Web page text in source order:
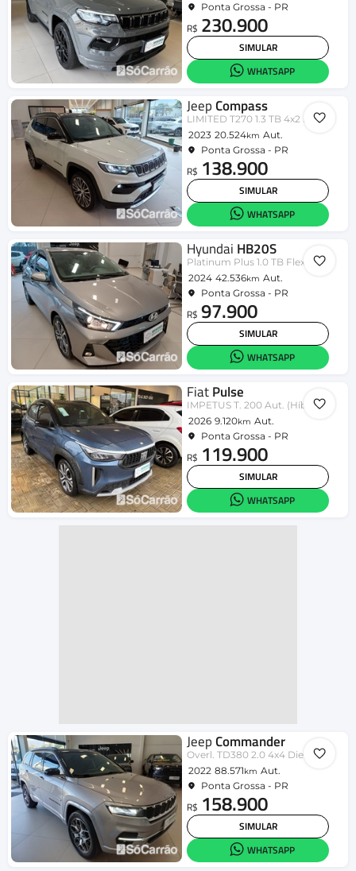
Ponta Grossa - PR
R$ 230.900
SIMULAR
WHATSAPP
Jeep Compass
LIMITED T270 1.3 TB 4x2 Flex Aut
2023 20.524km Aut.
Ponta Grossa - PR
R$ 138.900
SIMULAR
WHATSAPP
Hyundai HB20S
Platinum Plus 1.0 TB Flex 12V Aut.
2024 42.536km Aut.
Ponta Grossa - PR
R$ 97.900
SIMULAR
WHATSAPP
FiatPulse
IMPETUS T. 200 Aut. (Híbrido)
2026 9.120km Aut.
Ponta Grossa - PR
R$ 119.900
SIMULAR
WHATSAPP
Jeep Commander
Overl. TD380 2.0 4x4 Die. Aut.
2022 88.571km Aut.
Ponta Grossa - PR
R$ 158.900
SIMULAR
WHATSAPP